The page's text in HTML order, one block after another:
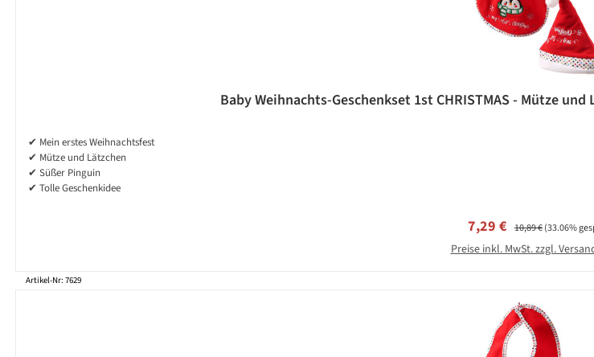
Baby Weihnachts-Geschenkset 1st CHRISTMAS - Mütze
✔ Mein erstes Weihnachtsfest
✔ Mütze und Lätzchen
✔ Süßer Pinguin
✔ Tolle Geschenkidee
Verkaufspreis:
7,29 € Regulärer Preis:
10,89 €(33.06%
Preise inkl. MwSt. zzgl.
Artikel-Nr: 7629